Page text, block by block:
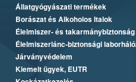
Állatgyógyászati termékek
Borászat és Alkoholos Italok
Élelmiszer- és takarmánybiztonság
Élelmiszerlánc-biztonsági
Járványvédelem
Kiemelt ügyek, EUTR